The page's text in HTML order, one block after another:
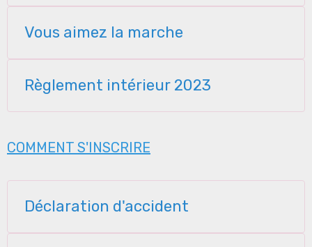
Vous aimez la marche
Règlement intérieur 2023
COMMENT S'INSCRIRE
Déclaration d'accident